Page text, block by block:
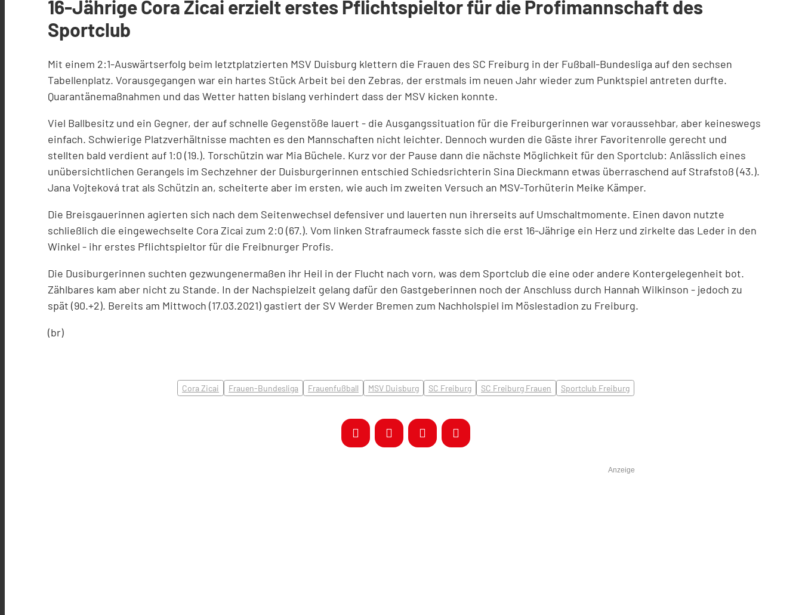
16-Jährige Cora Zicai erzielt erstes Pflichtspieltor für die Profimannschaft des
Sportclub
Mit einem 2:1-Auswärtserfolg beim letztplatzierten MSV Duisburg klettern die Frauen des SC Freiburg in der Fußball-Bundesliga auf den sechsen
Tabellenplatz. Vorausgegangen war ein hartes Stück Arbeit bei den Zebras, der erstmals im neuen Jahr wieder zum Punktspiel antreten durfte.
Quarantänemaßnahmen und das Wetter hatten bislang verhindert dass der MSV kicken konnte.
Viel Ballbesitz und ein Gegner, der auf schnelle Gegenstöße lauert - die Ausgangssituation für die Freiburgerinnen war voraussehbar, aber keineswegs
einfach. Schwierige Platzverhältnisse machten es den Mannschaften nicht leichter. Dennoch wurden die Gäste ihrer Favoritenrolle gerecht und
stellten bald verdient auf 1:0 (19.). Torschützin war Mia Büchele. Kurz vor der Pause dann die nächste Möglichkeit für den Sportclub: Anlässlich eines
unübersichtlichen Gerangels im Sechzehner der Duisburgerinnen entschied Schiedsrichterin Sina Dieckmann etwas überraschend auf Strafstoß (43.).
Jana Vojteková trat als Schützin an, scheiterte aber im ersten, wie auch im zweiten Versuch an MSV-Torhüterin Meike Kämper.
Die Breisgauerinnen agierten sich nach dem Seitenwechsel defensiver und lauerten nun ihrerseits auf Umschaltmomente. Einen davon nutzte
schließlich die eingewechselte Cora Zicai zum 2:0 (67.). Vom linken Strafraumeck fasste sich die erst 16-Jährige ein Herz und zirkelte das Leder in den
Winkel - ihr erstes Pflichtspieltor für die Freibnurger Profis.
Die Dusiburgerinnen suchten gezwungenermaßen ihr Heil in der Flucht nach vorn, was dem Sportclub die eine oder andere Kontergelegenheit bot.
Zählbares kam aber nicht zu Stande. In der Nachspielzeit gelang dafür den Gastgeberinnen noch der Anschluss durch Hannah Wilkinson - jedoch zu
spät (90.+2). Bereits am Mittwoch (17.03.2021) gastiert der SV Werder Bremen zum Nachholspiel im Möslestadion zu Freiburg.
(br)
Cora Zicai Frauen-Bundesliga Frauenfußball MSV Duisburg SC Freiburg SC Freiburg Frauen Sportclub Freiburg
Anzeige